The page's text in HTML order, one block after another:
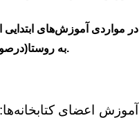
در مواردی آموزش‌های
به روستا(درصورت همکاری داوطلبانۀ مدیر یا اعضای آن‌ها) به کتابداران جدید ارائه ‌می‌شود.
آموزش اعضای کتابخانه‌ها: